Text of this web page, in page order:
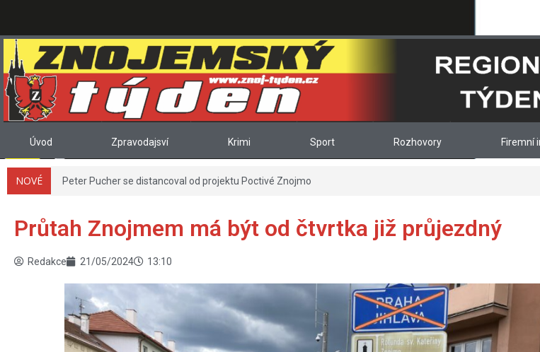
Úvod Zpravodajsví Krimi Sport Rozhovory Firemní
NOVÉ Peter Pucher se distancoval od projektu Poctivé Znojmo
Průtah Znojmem má být od čtvrtka již průjezdný
Redakce 21/05/2024 13:10